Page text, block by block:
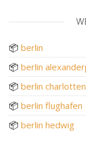
📦 berlin
📦 berlin
📦 berlin
📦 berlin flughafen
📦 berlin hedwig